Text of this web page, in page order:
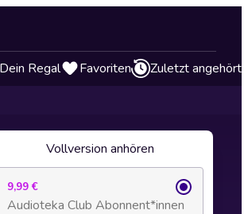
Dein Regal Favoriten Zuletzt angehört
Vollversion anhören
9,99 €
Audioteka Club Abonnent*innen